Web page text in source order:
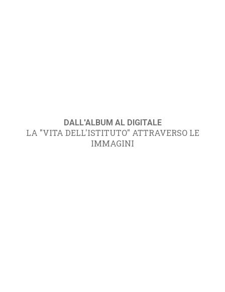
DALL'ALBUM AL DIGITALE
LA "VITA DELL'ISTITUTO" ATTRAVERSO LE
IMMAGINI